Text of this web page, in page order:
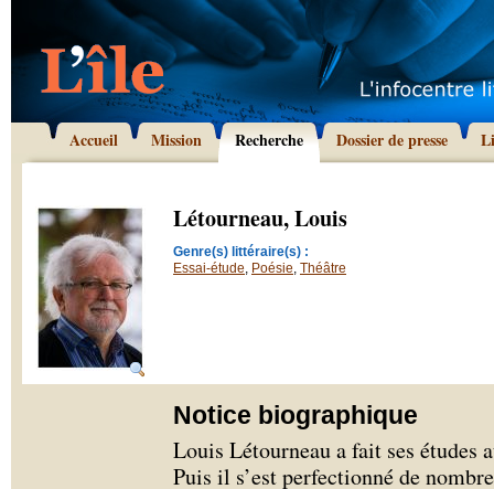
Accueil Mission Recherche Dossier de presse
Létourneau, Louis
Genre(s) littéraire(s) :
Essai-étude, Poésie, Théâtre
Notice biographique
Louis Létourneau a fait ses études
Puis il s’est perfectionné de